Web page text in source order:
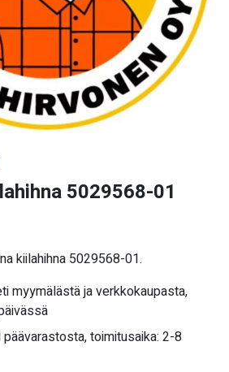
5029568-01
kiilahihna 5029568-01.
myymälästä ja verkkokaupasta,
toimitusaika: 2-8